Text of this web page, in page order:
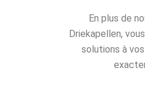
En plus de
Driekapellen,
solutions à